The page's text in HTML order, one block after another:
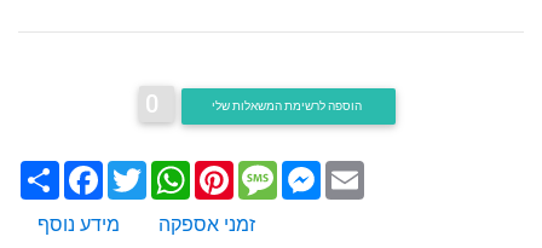
0
שתף Facebook
TwitterWhatsApp
PinterestMessageMessenger
מידע נוסף זמני אספקה